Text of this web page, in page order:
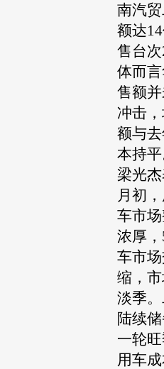
南汽贸
额达
售台
体而
售额
冲击
额与
本持
梁光
月初
车市
浓厚
车市
缩，
淡季。
陆续
一轮
用车